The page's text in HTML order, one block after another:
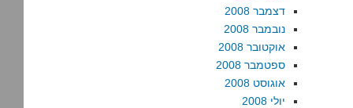
דצמבר 2008
נובמבר 2008
אוקטובר 2008
ספטמבר 2008
אוגוסט 2008
יולי 2008